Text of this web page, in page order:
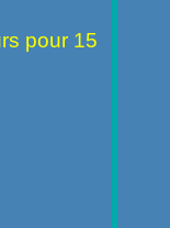
pour 15